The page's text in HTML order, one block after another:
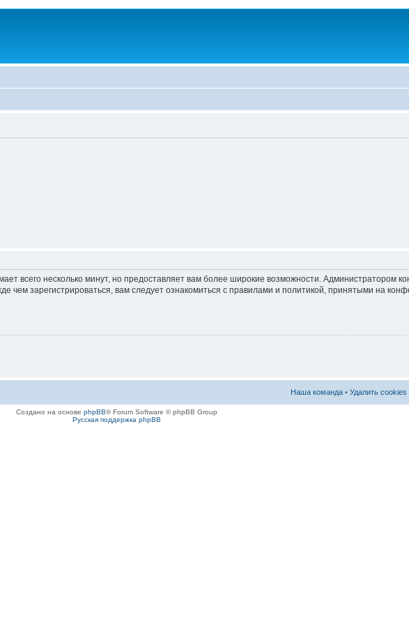
всего несколько минут, но предоставляет вам более широкие возможности. Администратором
чем зарегистрироваться, вам следует ознакомиться с правилами и политикой, принятыми на
Наша команда • Удалить
Создано на основе phpBB® Forum Software © phpBB Group
Русская поддержка phpBB